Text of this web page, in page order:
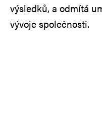
výsledků, a odmítá
vývoje společnosti.